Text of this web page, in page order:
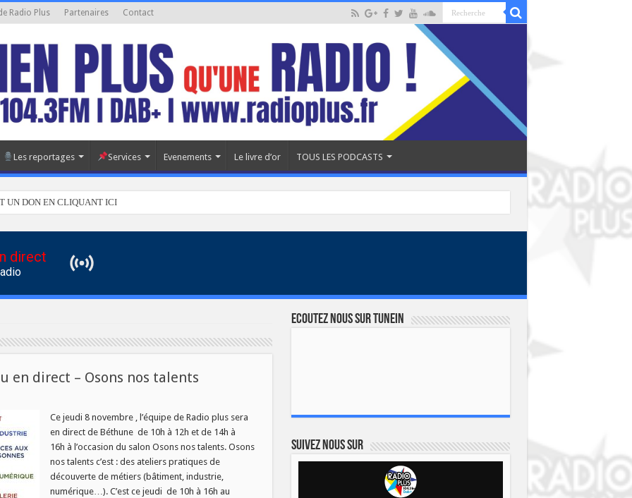
Radio Plus Partenaires Contact
Les reportages Services Evenements Le livre d’or TOUS LES PODCASTS
UN DON EN CLIQUANT ICI
direct
en direct – Osons nos talents
Ce jeudi 8 novembre , l’équipe de Radio plus sera
en direct de Béthune de 10h à 12h et de 14h à
16h à l’occasion du salon Osons nos talents. Osons
nos talents c’est : des ateliers pratiques de
découverte de métiers (bâtiment, industrie,
numérique…). C’est ce jeudi de 10h à 16h au
Ecoutez nous sur TuneIn
Suivez nous sur